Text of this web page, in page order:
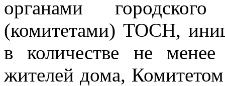
органами
(комитетами) ТОСН,
в количестве не
жителей дома,